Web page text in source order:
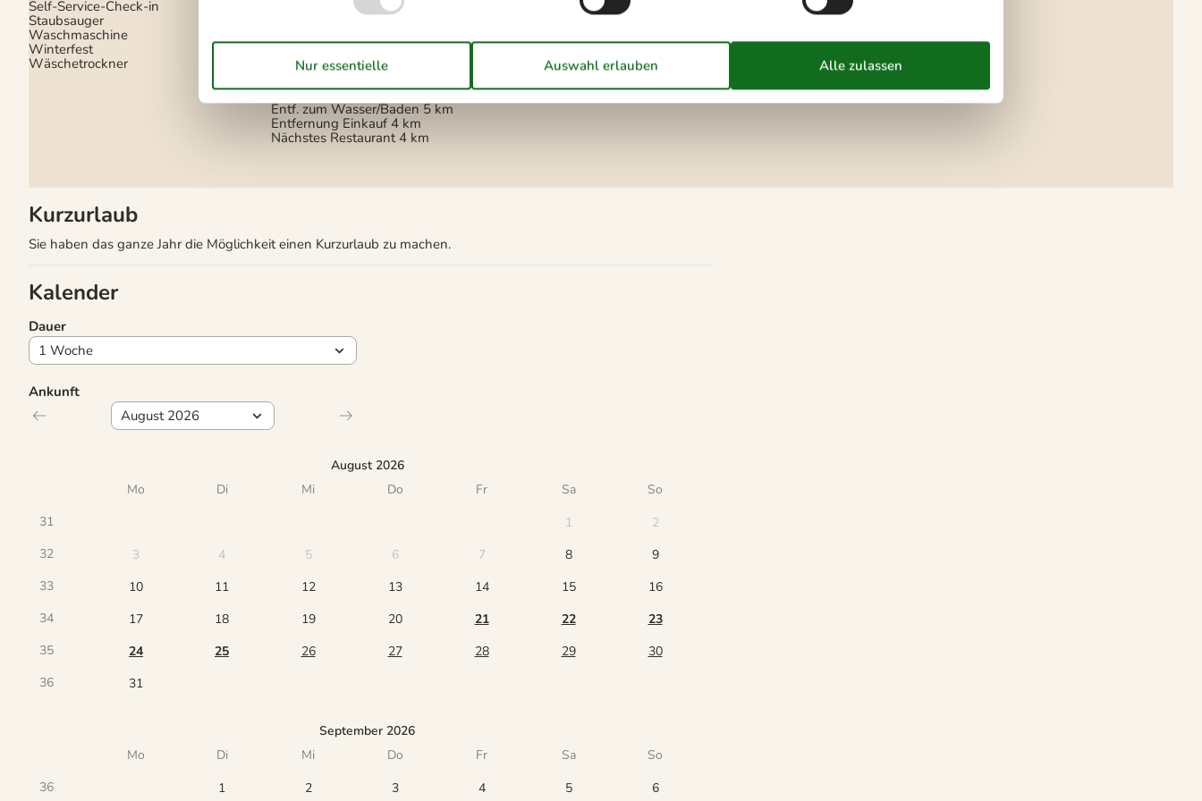
Self-Service-Check-in
Staubsauger
Waschmaschine
Winterfest
Wäschetrockner
Smart TV
In der Nähe
Die nächste Stadt 4 km
Entf. zum Wasser/Baden 5 km
Entfernung Einkauf 4 km
Nächstes Restaurant 4 km
Wellness
Whirlpool im Innen- und
Kurzurlaub
Sie haben das ganze Jahr die Möglichkeit einen Kurzurlaub zu machen.
Kalender
Ankunft
August 2026
Mo
Di Mi Do Fr Sa
So
31
1
2
32
3 4 5 6 7 8
9
33
10 11 12 13 14 15
16
34
17 18 19 20 21 22
23
35
24 25 26 27 28 29
30
36
31
September 2026
Mo
Di Mi Do Fr Sa
So
36
1 2 3 4 5 6
Dauer